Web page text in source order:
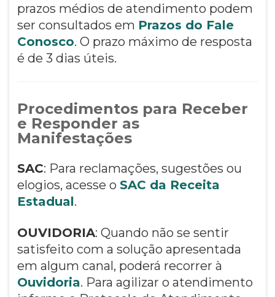
prazos médios de atendimento podem
ser consultados em Prazos do Fale
Conosco. O prazo máximo de resposta
é de 3 dias úteis.
Procedimentos para Receber
e Responder as
Manifestações
SAC: Para reclamações, sugestões ou
elogios, acesse o SAC da Receita
Estadual.
OUVIDORIA: Quando não se sentir
satisfeito com a solução apresentada
em algum canal, poderá recorrer à
Ouvidoria. Para agilizar o atendimento